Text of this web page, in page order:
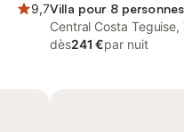
9,7Villa pour 8
Central Costa Teguise,
dès241 €par nuit